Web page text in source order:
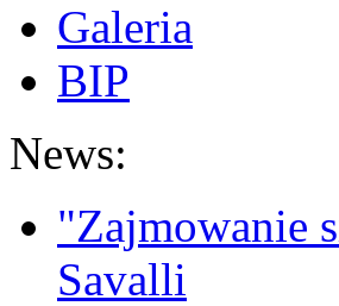
Galeria
BIP
News:
"Zajmowanie
Savalli